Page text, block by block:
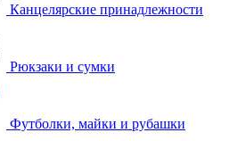
Канцелярские принадлежности
Рюкзаки и сумки
Футболки, майки и рубашки